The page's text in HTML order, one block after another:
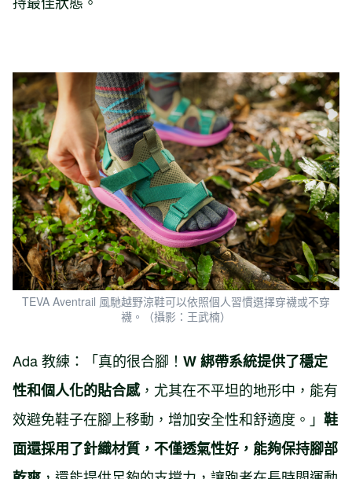
TEVA Aventrail 風馳越野涼鞋可以依照個人習慣選擇穿襪或不穿
襪。（攝影：王武楠）
Ada 教練：「真的很合腳！ W 綁帶系統提供了穩定
性和個人化的貼合感，尤其在不平坦的地形中，能有
效避免鞋子在腳上移動，增加安全性和舒適度。」 鞋
面還採用了針織材質，不僅透氣性好，能夠保持腳部